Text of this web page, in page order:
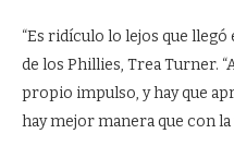
“Es ridículo lo lejos que
de los Phillies, Trea Turner.
propio impulso, y hay que
hay mejor manera que con